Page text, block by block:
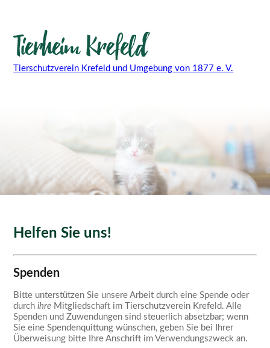
Tierschutzverein Krefeld und Umgebung von 1877 e. V.
Helfen Sie uns!
Spenden
Bitte unterstützen Sie unsere Arbeit durch eine Spende oder
durchihre Mitgliedschaft im Tierschutzverein Krefeld. Alle
Spenden und Zuwendungen sind steuerlich absetzbar; wenn
Sie eine Spendenquittung wünschen, geben Sie bei Ihrer
Überweisung bitte Ihre Anschrift im Verwendungszweck an.